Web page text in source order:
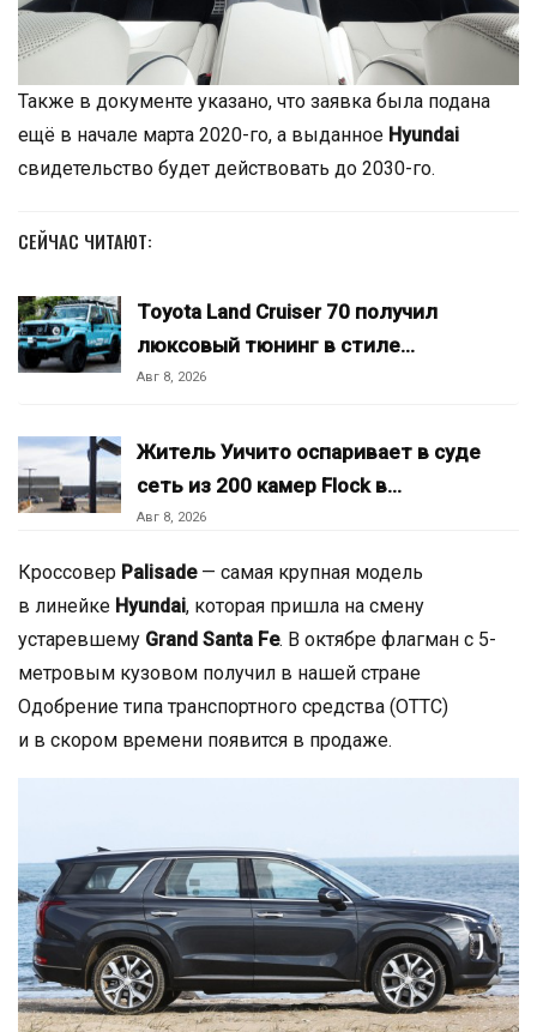
Также в документе указано, что заявка была подана
ещё в начале марта 2020-го, а выданное Hyundai
свидетельство будет действовать до 2030-го.
СЕЙЧАС ЧИТАЮТ:
Toyota Land Cruiser 70 получил
люксовый тюнинг в стиле…
Авг 8, 2026
Житель Уичито оспаривает в суде
сеть из 200 камер Flock в…
Авг 8, 2026
Кроссовер Palisade— самая крупная модель
в линейке Hyundai, которая пришла на смену
устаревшему Grand Santa Fe. В октябре флагман с 5-
метровым кузовом получил в нашей стране
Одобрение типа транспортного средства (ОТТС)
и в скором времени появится в продаже.